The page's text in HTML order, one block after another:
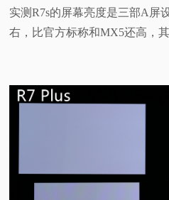
实测R7s的屏幕亮度是三部A屏
右，比官方标称和MX5还高，其